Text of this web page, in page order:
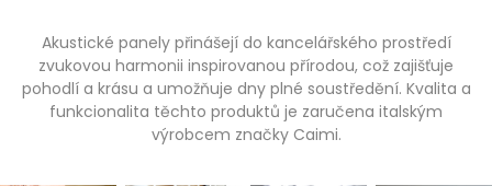
Akustické panely přinášejí do kancelářského prostředí
zvukovou harmonii inspirovanou přírodou, což zajišťuje
pohodlí a krásu a umožňuje dny plné soustředění. Kvalita a
funkcionalita těchto produktů je zaručena italským
výrobcem značky Caimi.